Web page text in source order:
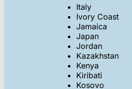
Italy
Ivory Coast
Jamaica
Japan
Jordan
Kazakhstan
Kenya
Kiribati
Kosovo